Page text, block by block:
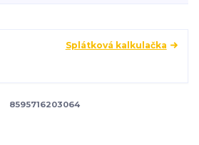
Splátková kalkulačka
8595716203064